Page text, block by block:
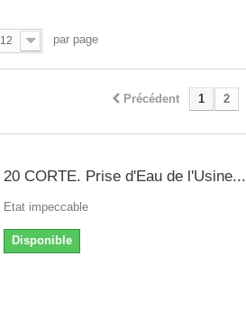
12 par page
Précédent 1 2
20 CORTE. Prise d'Eau de l'Usine...
Etat impeccable
Disponible